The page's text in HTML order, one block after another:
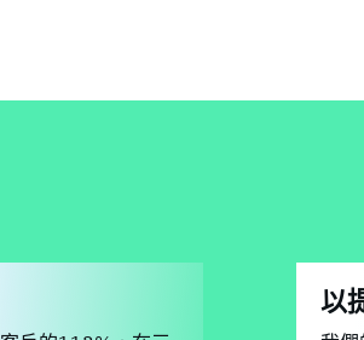
以